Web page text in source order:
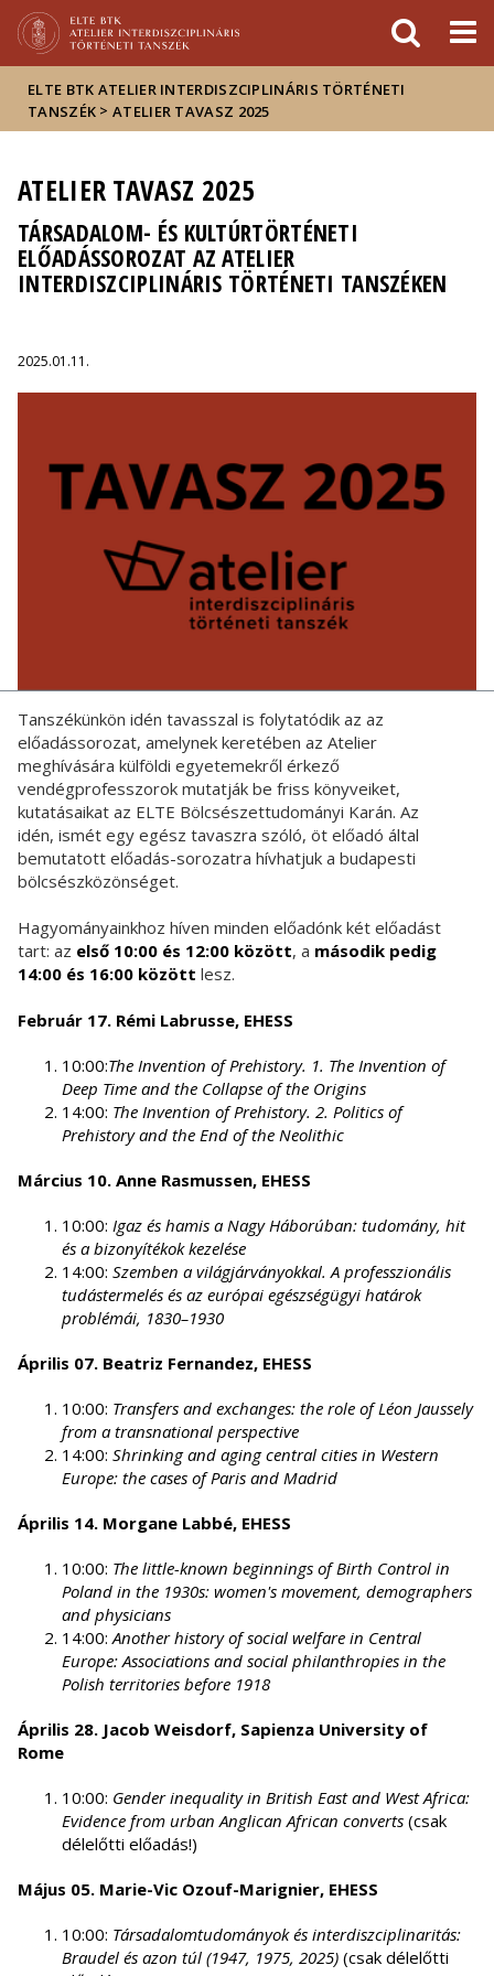
Hírek
Események
ELTE a
sajtóban
ELTE BTK ATELIER INTERDISZCIPLINÁRIS TÖRTÉNETI
TANSZÉK > ATELIER TAVASZ 2025
ATELIER TAVASZ 2025
TÁRSADALOM- ÉS KULTÚRTÖRTÉNETI
ELŐADÁSSOROZAT AZ ATELIER
INTERDISZCIPLINÁRIS TÖRTÉNETI TANSZÉKEN
2025.01.11.
Tanszékünkön idén tavasszal is folytatódik az az
előadássorozat, amelynek keretében az Atelier
meghívására külföldi egyetemekről érkező
vendégprofesszorok mutatják be friss könyveiket,
kutatásaikat az ELTE Bölcsészettudományi Karán. Az
idén, ismét egy egész tavaszra szóló, öt előadó által
bemutatott előadás-sorozatra hívhatjuk a budapesti
bölcsészközönséget.
Hagyományainkhoz híven minden előadónk két előadást
tart: az első 10:00 és 12:00 között, a második pedig
14:00 és 16:00 között lesz.
Február 17. Rémi Labrusse, EHESS
10:00:The Invention of Prehistory. 1. The Invention of
Deep Time and the Collapse of the Origins
14:00: The Invention of Prehistory. 2. Politics of
Prehistory and the End of the Neolithic
Március 10. Anne Rasmussen, EHESS
10:00: Igaz és hamis a Nagy Háborúban: tudomány, hit
és a bizonyítékok kezelése
14:00: Szemben a világjárványokkal. A professzionális
tudástermelés és az európai egészségügyi határok
problémái, 1830–1930
Április 07. Beatriz Fernandez, EHESS
10:00: Transfers and exchanges: the role of Léon Jaussely
from a transnational perspective
14:00: Shrinking and aging central cities in Western
Europe: the cases of Paris and Madrid
Április 14. Morgane Labbé, EHESS
10:00: The little-known beginnings of Birth Control in
Poland in the 1930s: women's movement, demographers
and physicians
14:00:Another history of social welfare in Central
Europe: Associations and social philanthropies in the
Polish territories before 1918
Április 28. Jacob Weisdorf, Sapienza University of
Rome
10:00: Gender inequality in British East and West Africa:
Evidence from urban Anglican African converts (csak
délelőtti előadás!)
Május 05. Marie-Vic Ozouf-Marignier, EHESS
10:00: Társadalomtudományok és interdiszciplinaritás:
Braudel és azon túl (1947, 1975, 2025) (csak délelőtti